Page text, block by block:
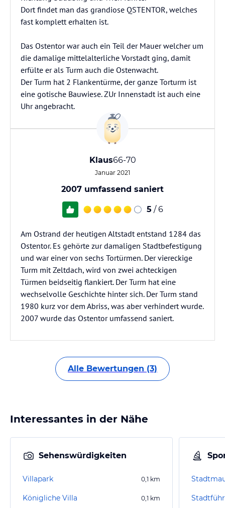
Dort findet man das grandiose QSTENTOR, welches
fast komplett erhalten ist.
Das Ostentor war auch ein Teil der Mauer welcher um
die damalige mittelalterliche Vorstadt ging, damit
erfülte er als Turm auch die Ostenwacht.
Der Turm hat 2 Flankentürme, der ganze Torturm ist
eine gotische Bauwiese. ZUr Innenstadt ist auch eine
Uhr angebracht.
Klaus66-70
Januar 2021
2007 umfassend saniert
5 / 6
Am Ostrand der heutigen Altstadt entstand 1284 das
Ostentor. Es gehörte zur damaligen Stadtbefestigung
und war einer von sechs Tortürmen. Der viereckige
Turm mit Zeltdach, wird von zwei achteckigen
Türmen beidseitig flankiert. Der Turm hat eine
wechselvolle Geschichte hinter sich. Der Turm stand
1980 kurz vor dem Abriss, was aber verhindert wurde.
2007 wurde das Ostentor umfassend saniert.
Alle Bewertungen (3)
Interessantes in der Nähe
Sehenswürdigkeiten
Villapark 0,1 km
Königliche Villa 0,1 km